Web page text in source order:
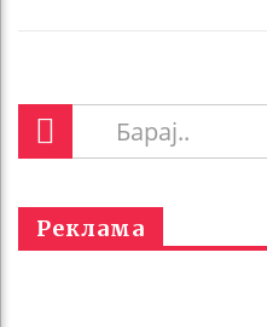
Реклама